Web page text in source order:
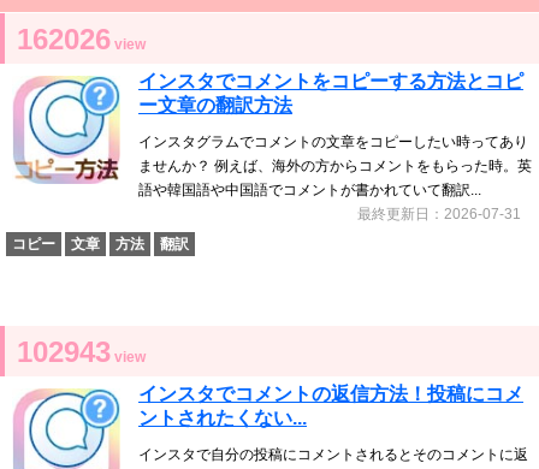
162026 view
インスタでコメントをコピーする方法とコピ
ー文章の翻訳方法
インスタグラムでコメントの文章をコピーしたい時ってあり
ませんか？ 例えば、海外の方からコメントをもらった時。英
語や韓国語や中国語でコメントが書かれていて翻訳...
最終更新日：2026-07-31
コピー
文章 方法 翻訳
102943 view
インスタでコメントの返信方法！投稿にコメ
ントされたくない...
インスタで自分の投稿にコメントされるとそのコメントに返